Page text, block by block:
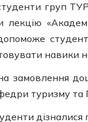
груп
навики
замовлення
туризму та
дізналися